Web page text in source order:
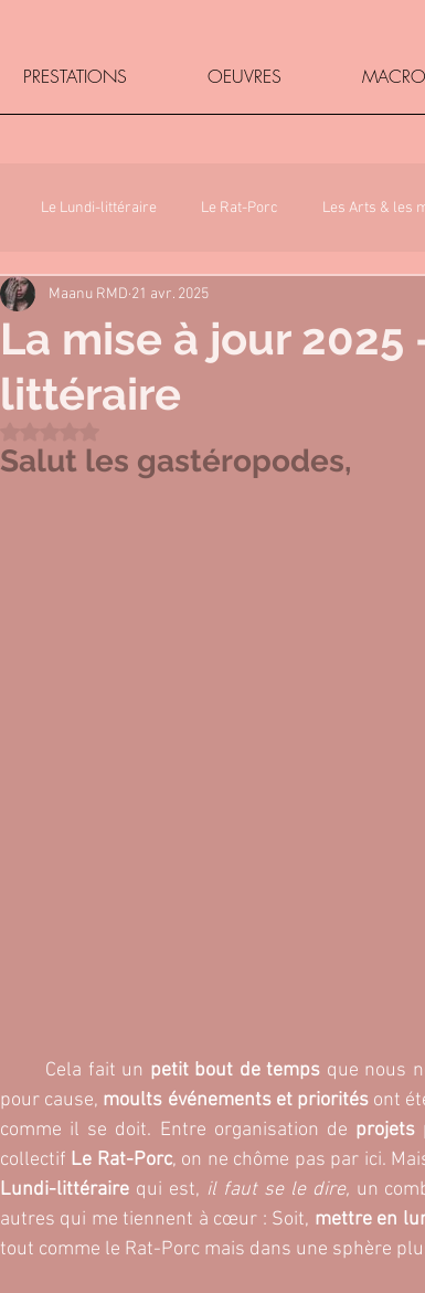
PRESTATIONS OEUVRES
Le Lundi-littéraire Le Rat-Porc Les Arts & les
La mise à jour 2025
littéraire
Maanu RMD 21 avr. 2025
Salut les gastéropodes,
	Cela fait un
petit bout de temps que nous
pour cause, moults événements et priorités ont
comme il se doit. Entre organisation de projets
collectif Le Rat-Porc, on ne chôme pas par ici.
Lundi-littéraire qui est, il faut se le dire, un
autres qui me tiennent à cœur : Soit, mettre en
tout comme le Rat-Porc mais dans une sphère